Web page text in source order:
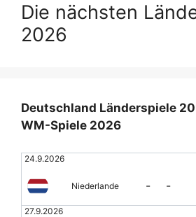
Die nächsten
2026
Deutschland Länderspiele
WM-Spiele 2026
24.9.2026
Niederlande - -
27.9.2026